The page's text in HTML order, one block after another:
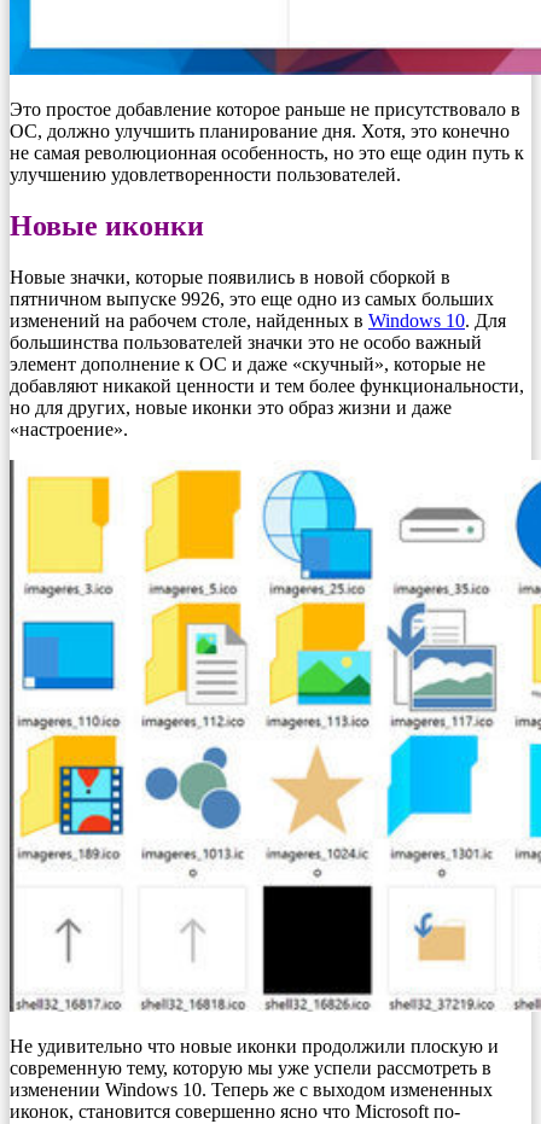
Это простое добавление которое раньше не присутствовало в
ОС, должно улучшить планирование дня. Хотя, это конечно
не самая революционная особенность, но это еще один путь к
улучшению удовлетворенности пользователей.
Новые иконки
Новые значки, которые появились в новой сборкой в
пятничном выпуске 9926, это еще одно из самых больших
изменений на рабочем столе, найденных в Windows 10. Для
большинства пользователей значки это не особо важный
элемент дополнение к ОС и даже «скучный», которые не
добавляют никакой ценности и тем более функциональности,
но для других, новые иконки это образ жизни и даже
«настроение».
Не удивительно что новые иконки продолжили плоскую и
современную тему, которую мы уже успели рассмотреть в
изменении Windows 10. Теперь же с выходом измененных
иконок, становится совершенно ясно что Microsoft по-